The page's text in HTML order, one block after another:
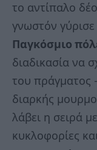
το αντίπαλο
γνωστόν
Παγκόσμιο
διαδικασία να
του πράγματος
διαρκής
λάβει η σειρά
κυκλοφορίες